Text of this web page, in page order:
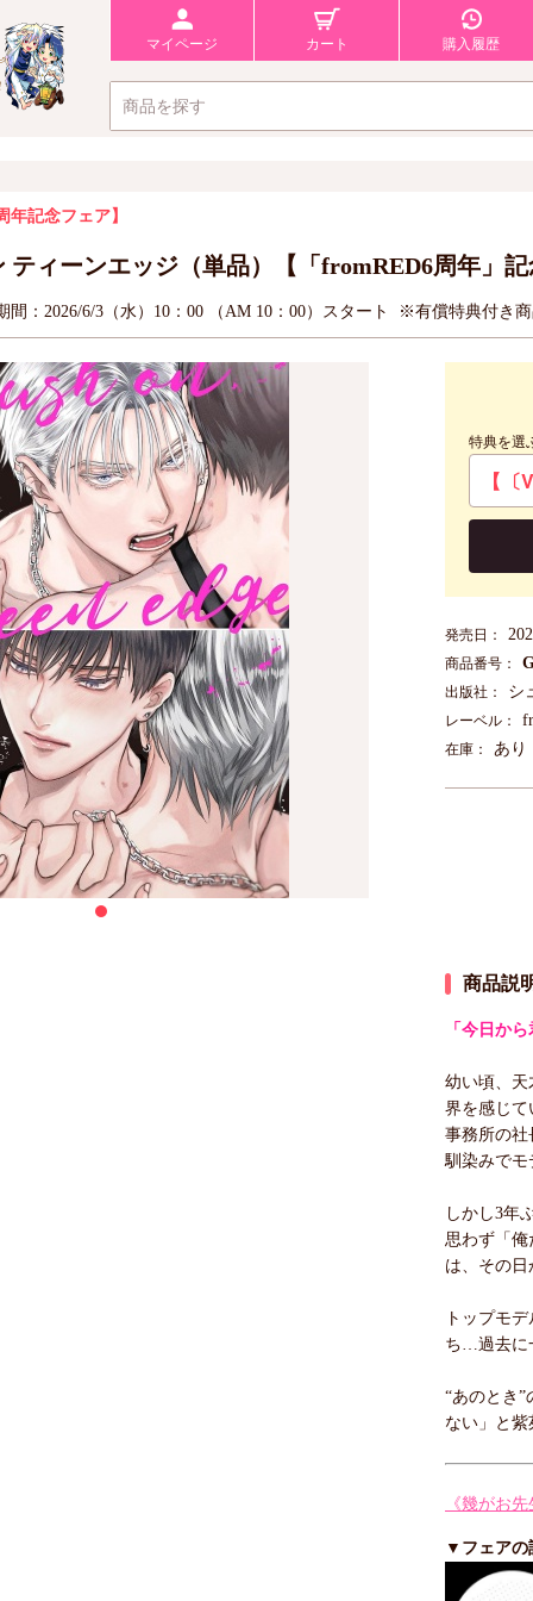
マイページ カート 購入履歴
年記念フェア】
ティーンエッジ（単品）【「fromRED6周年」
間：2026/6/3（水）10：00 （AM 10：00）スタート ※有償特典付き
特典を選
発売日：
商品番号：
出版社： シ
レーベル：
在庫： あり
商品説
「今日か
幼い頃、天
界を感じて
事務所の社
馴染みでモ
しかし3年
思わず「俺
は、その
トップモ
ち…過去に
“あのとき
ない」と
《幾がお
▼フェアの